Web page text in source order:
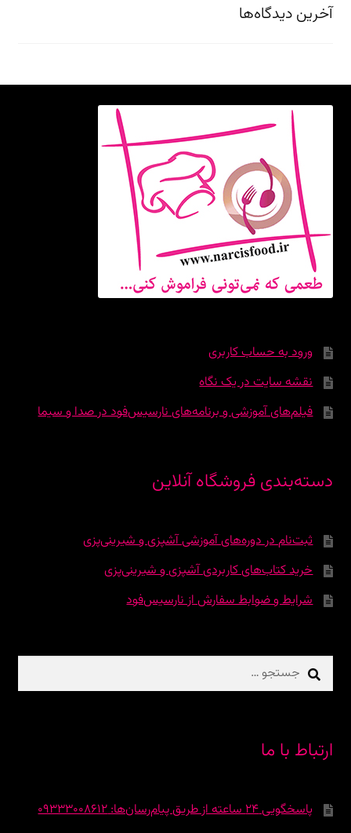
آخرین دیدگاه‌ها
ورود به حساب کاربری
نقشه سایت در یک نگاه
فیلم‌های آموزشی و برنامه‌های نارسیس‌فود در صدا و سیما
دسته‌بندی فروشگاه آنلاین
ثبت‌نام در دوره‌‌های آموزشی آشپزی و شیرینی‌پزی
خرید کتاب‌های کاربردی آشپزی و شیرینی‌پزی
شرایط و ضوابط سفارش از نارسیس‌فود
جستجو
برای:
ارتباط با ما
پاسخگویی 24 ساعته از طریق پیام‌رسان‌ها: 09333008612